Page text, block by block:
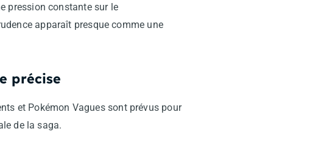
pression constante sur le
apparaît presque comme une
précise
et Pokémon Vagues sont prévus pour
de la saga.